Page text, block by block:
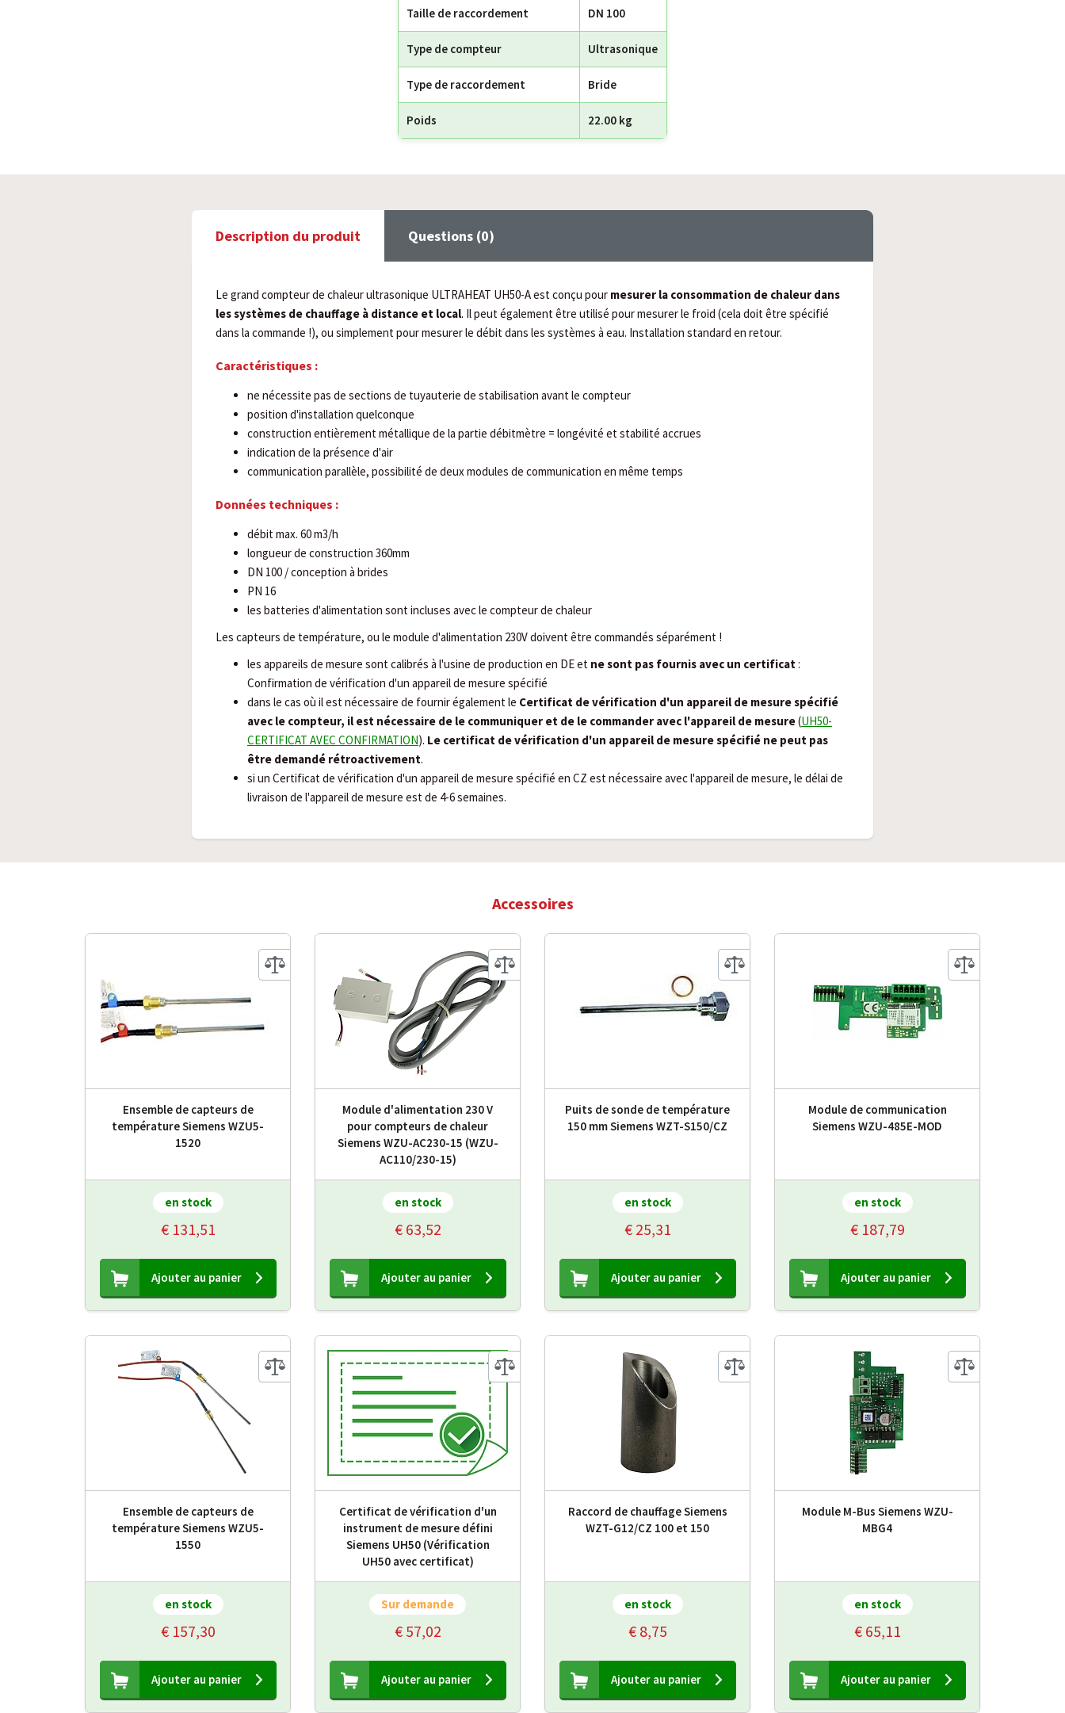
Taille de raccordement DN 100
Type de compteur Ultrasonique
Type de raccordement Bride
Poids 22.00 kg
Description du produit Questions (0)
Le grand compteur de chaleur ultrasonique ULTRAHEAT UH50-A est conçu pour mesurer la consommation de chaleur dans
les systèmes de chauffage à distance et local. Il peut également être utilisé pour mesurer le froid (cela doit être spécifié
dans la commande !), ou simplement pour mesurer le débit dans les systèmes à eau. Installation standard en retour.
Caractéristiques :
ne nécessite pas de sections de tuyauterie de stabilisation avant le compteur
position d'installation quelconque
construction entièrement métallique de la partie débitmètre = longévité et stabilité accrues
indication de la présence d'air
communication parallèle, possibilité de deux modules de communication en même temps
Données techniques :
débit max. 60 m3/h
longueur de construction 360mm
DN 100 / conception à brides
PN 16
les batteries d'alimentation sont incluses avec le compteur de chaleur
Les capteurs de température, ou le module d'alimentation 230V doivent être commandés séparément !
les appareils de mesure sont calibrés à l'usine de production en DE et ne sont pas fournis avec un certificat:
Confirmation de vérification d'un appareil de mesure spécifié
dans le cas où il est nécessaire de fournir également le Certificat de vérification d'un appareil de mesure spécifié
avec le compteur, il est nécessaire de le communiquer et de le commander avec l'appareil de mesure(UH50-
CERTIFICAT AVEC CONFIRMATION). Le certificat de vérification d'un appareil de mesure spécifié ne peut pas
être demandé rétroactivement.
si un Certificat de vérification d'un appareil de mesure spécifié en CZ est nécessaire avec l'appareil de mesure, le délai de
livraison de l'appareil de mesure est de 4-6 semaines.
Accessoires
Ensemble de capteurs de
température Siemens WZU5-
1520
en stock
€ 131,51
Ajouter au panier
Module d'alimentation 230 V
pour compteurs de chaleur
Siemens WZU-AC230-15 (WZU-
AC110/230-15)
en stock
€ 63,52
Ajouter au panier
Puits de sonde de température
150 mm Siemens WZT-S150/CZ
en stock
€ 25,31
Ajouter au panier
Module de communication
Siemens WZU-485E-MOD
en stock
€ 187,79
Ajouter au panier
Ensemble de capteurs de
température Siemens WZU5-
1550
en stock
€ 157,30
Ajouter au panier
Certificat de vérification d'un
instrument de mesure défini
Siemens UH50 (Vérification
UH50 avec certificat)
Sur demande
€ 57,02
Ajouter au panier
Raccord de chauffage Siemens
WZT-G12/CZ 100 et 150
en stock
€ 8,75
Ajouter au panier
Module M-Bus Siemens WZU-
MBG4
en stock
€ 65,11
Ajouter au panier